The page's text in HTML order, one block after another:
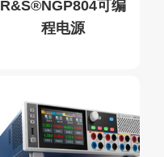
R&S®NGP804可编
程电源